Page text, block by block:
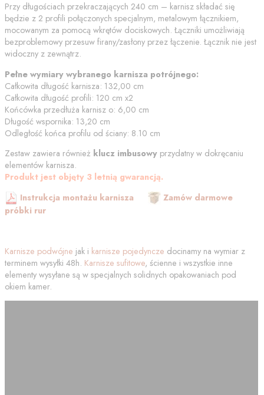
Przy długościach przekraczających 240 cm – karnisz składać się
będzie z 2 profili połączonych specjalnym, metalowym łącznikiem,
mocowanym za pomocą wkrętów dociskowych. Łączniki umożliwiają
bezproblemowy przesuw firany/zasłony przez łączenie. Łącznik nie jest
widoczny z zewnątrz.
Pełne wymiary wybranego karnisza potrójnego:
Całkowita długość karnisza: 132,00 cm
Całkowita długość profili: 120 cm x2
Końcówka przedłuża karnisz o: 6,00 cm
Długość wspornika: 13,20 cm
Odległość końca profilu od ściany: 8.10 cm
Zestaw zawiera również klucz imbusowy przydatny w dokręcaniu
elementów karnisza.
Produkt jest objęty 3 letnią gwarancją.
Instrukcja montażu karnisza
Zamów darmowe
próbki rur
Karnisze podwójne jak i karnisze pojedyncze docinamy na wymiar z
terminem wysyłki 48h. Karnisze sufitowe, ścienne i wszystkie inne
elementy wysyłane są w specjalnych solidnych opakowaniach pod
okiem kamer.